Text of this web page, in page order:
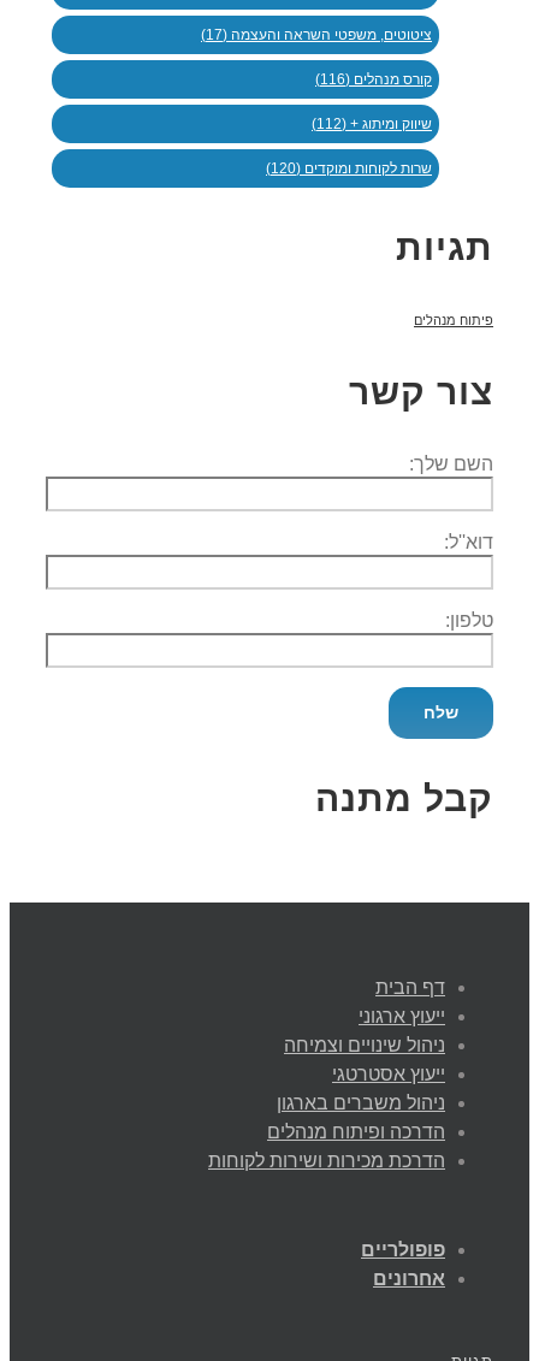
ציטוטים, משפטי השראה והעצמה (17)
קורס מנהלים (116)
שיווק ומיתוג + (112)
שרות לקוחות ומוקדים (120)
תגיות
פיתוח מנהלים
צור קשר
השם שלך:
דוא''ל:
טלפון:
קבל מתנה
דף הבית
ייעוץ ארגוני
ניהול שינויים וצמיחה
ייעוץ אסטרטגי
ניהול משברים בארגון
הדרכה ופיתוח מנהלים
הדרכת מכירות ושירות לקוחות
פופולריים
אחרונים